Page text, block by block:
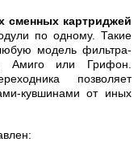
сменных картриджей
по одному. Такие
модель фильтра-
Амиго или Грифон.
позволяет
кувшинами от иных